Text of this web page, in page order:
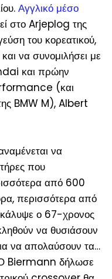
Αγγλικό μέσο
στο Arjeplog της
του κορεατικού,
να συνομιλήσει με
και πρώην
(και
BMW M), Albert
να
που
από 600
περισσότερα από
ο 67-χρονος
να θυσιάσουν
να απολαύσουν τα…
Ο Biermann δήλωσε